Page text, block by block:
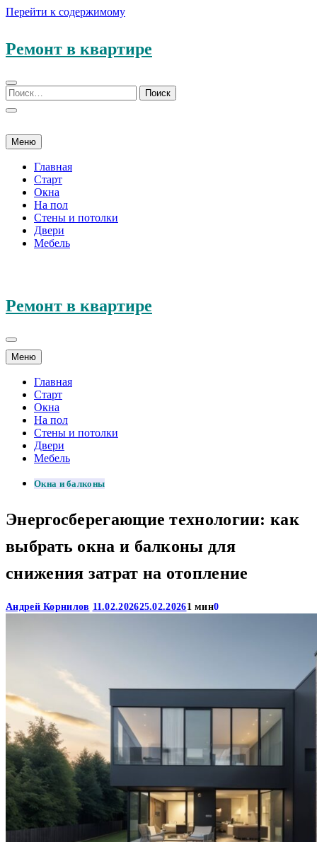
Перейти к содержимому
Ремонт в квартире
Меню
Главная
Старт
Окна
На пол
Стены и потолки
Двери
Мебель
Ремонт в квартире
Меню
Главная
Старт
Окна
На пол
Стены и потолки
Двери
Мебель
Окна и балконы
Энергосберегающие технологии: как
выбрать окна и балконы для
снижения затрат на отопление
Андрей Корнилов 11.02.202625.02.20261 мин0